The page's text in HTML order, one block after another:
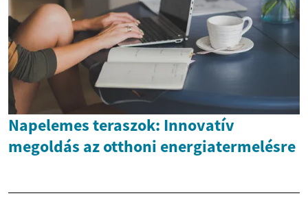
Napelemes teraszok: Innovatív
megoldás az otthoni energiatermelésre